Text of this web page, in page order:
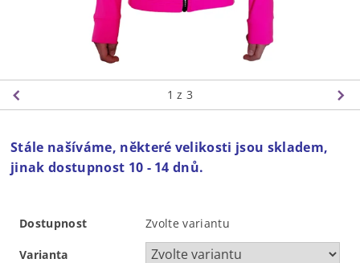
1 z 3
Stále našíváme, některé velikosti jsou skladem,
jinak dostupnost 10 - 14 dnů.
Dostupnost Zvolte variantu
Varianta